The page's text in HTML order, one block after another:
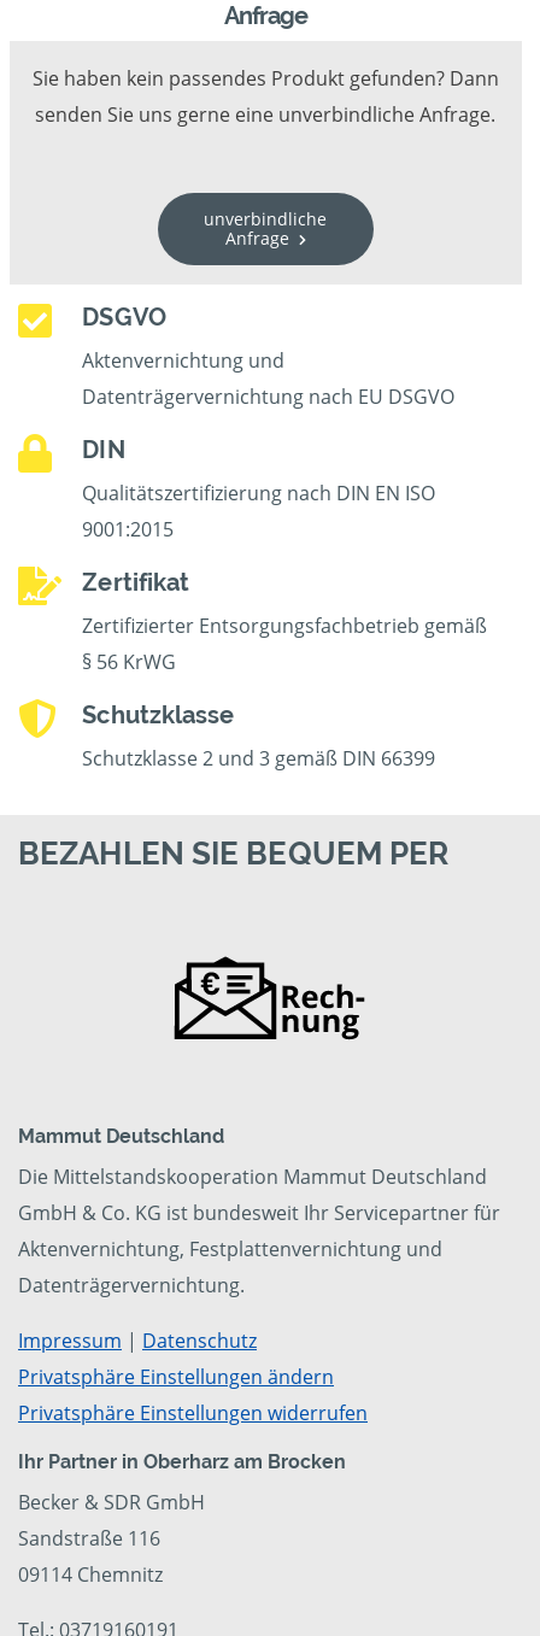
Anfrage
Sie haben kein passendes Produkt gefunden? Dann
senden Sie uns gerne eine unverbindliche Anfrage.
unverbindliche
Anfrage
DSGVO
Aktenvernichtung und
Datenträgervernichtung nach EU DSGVO
DIN
Qualitätszertifizierung nach DIN EN ISO
9001:2015
Zertifikat
Zertifizierter Entsorgungsfachbetrieb gemäß
§ 56 KrWG
Schutzklasse
Schutzklasse 2 und 3 gemäß DIN 66399
BEZAHLEN SIE BEQUEM PER
Mammut Deutschland
Die Mittelstandskooperation Mammut Deutschland
GmbH & Co. KG ist bundesweit Ihr Servicepartner für
Aktenvernichtung, Festplattenvernichtung und
Datenträgervernichtung.
Impressum | Datenschutz
Privatsphäre Einstellungen ändern
Privatsphäre Einstellungen widerrufen
Ihr Partner in Oberharz am Brocken
Becker & SDR GmbH
Sandstraße 116
09114 Chemnitz
Tel.: 03719160191